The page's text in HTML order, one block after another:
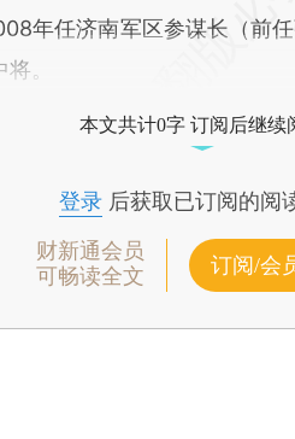
年任济南军区参谋长（前
。
本文共计0字 订阅后继续
登录后获取已订阅的阅
财新通会员
可畅读全文
订阅/会